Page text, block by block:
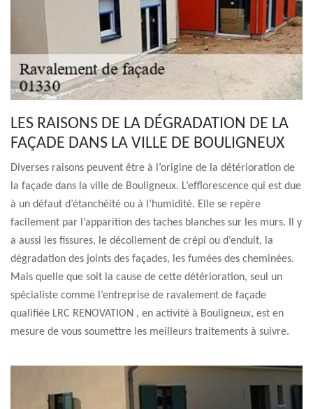
LES RAISONS DE LA DÉGRADATION DE LA
FAÇADE DANS LA VILLE DE BOULIGNEUX
Diverses raisons peuvent être à l’origine de la détérioration de
la façade dans la ville de Bouligneux. L’efflorescence qui est due
à un défaut d’étanchéité ou à l’humidité. Elle se repère
facilement par l’apparition des taches blanches sur les murs. Il y
a aussi les fissures, le décollement de crépi ou d’enduit, la
dégradation des joints des façades, les fumées des cheminées.
Mais quelle que soit la cause de cette détérioration, seul un
spécialiste comme l’entreprise de ravalement de façade
qualifiée LRC RENOVATION , en activité à Bouligneux, est en
mesure de vous soumettre les meilleurs traitements à suivre.